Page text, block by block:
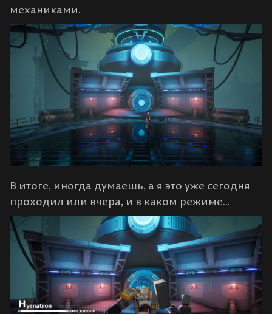
механиками.
В итоге, иногда думаешь, а я это уже сегодня
проходил или вчера, и в каком режиме...